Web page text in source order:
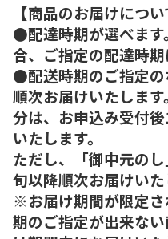
【商品のお届けについ
●配達時期が選べます
合、ご指定の配達時期
●配送時期のご指定
順次お届けいたしま
分は、お申込み受付
いたします。
ただし、「御中元の
旬以降順次お届けいた
※お届け期間が限定
期のご指定が出来な